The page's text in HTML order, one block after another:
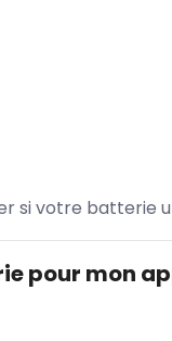
si votre batterie
pour mon